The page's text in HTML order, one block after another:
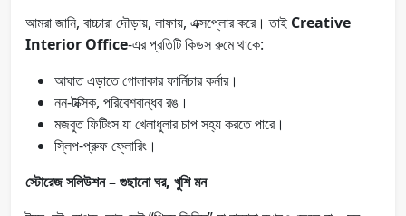
আমরা জানি, বাচ্চারা দৌড়ায়, লাফায়, এক্সপ্লোর করে। তাই Creative
Interior Office-এর প্রতিটি কিডস রুমে থাকে:
আঘাত এড়াতে গোলাকার ফার্নিচার কর্নার।
নন-টক্সিক, পরিবেশবান্ধব রঙ।
মজবুত ফিটিংস যা খেলাধুলার চাপ সহ্য করতে পারে।
স্লিপ-প্রুফ ফ্লোরিং।
স্টোরেজ সলিউশন – গুছানো ঘর, খুশি মন